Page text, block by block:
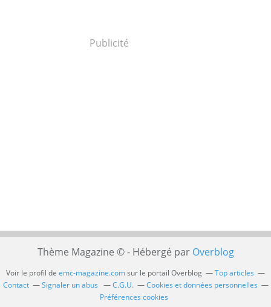
Publicité
Thème Magazine © - Hébergé par Overblog
Voir le profil de emc-magazine.comsur le portail Overblog
Top articles
Contact
Signaler un abus C.G.U.
Cookies et données personnelles
Préférences cookies